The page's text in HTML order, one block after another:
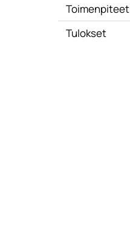
Toimenpiteet
Tulokset